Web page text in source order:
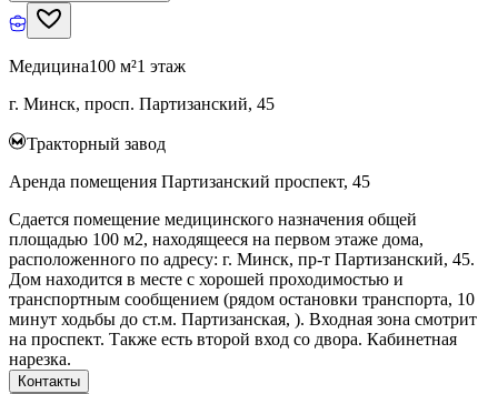
Медицина100 м²1 этаж
г. Минск, просп. Партизанский, 45
Тракторный завод
Аренда помещения Партизанский проспект, 45
Сдается помещение медицинского назначения общей
площадью 100 м2, находящееся на первом этаже дома,
расположенного по адресу: г. Минск, пр-т Партизанский, 45.
Дом находится в месте с хорошей проходимостью и
транспортным сообщением (рядом остановки транспорта, 10
минут ходьбы до ст.м. Партизанская, ). Входная зона смотрит
на проспект. Также есть второй вход со двора. Кабинетная
нарезка.
Контакты